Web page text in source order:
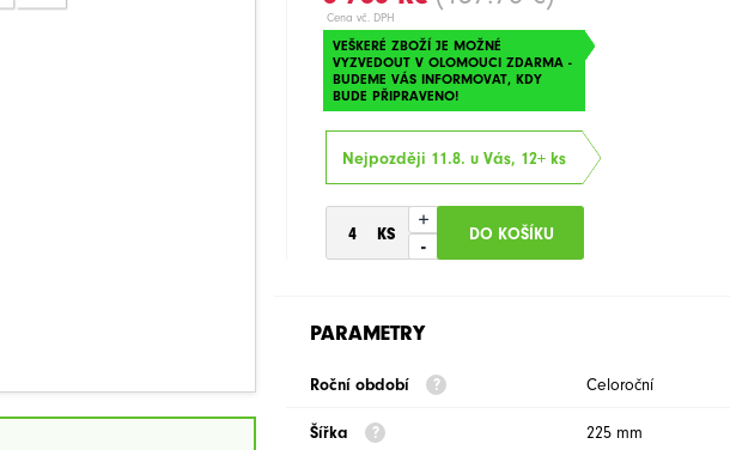
Cena vč. DPH
VEŠKERÉ ZBOŽÍ JE MOŽNÉ
VYZVEDOUT V OLOMOUCI ZDARMA -
BUDEME VÁS INFORMOVAT, KDY
BUDE PŘIPRAVENO!
Nejpozději 11.8. u Vás, 12+ ks
+
-
PARAMETRY
Roční období Celoroční
Šířka 225 mm